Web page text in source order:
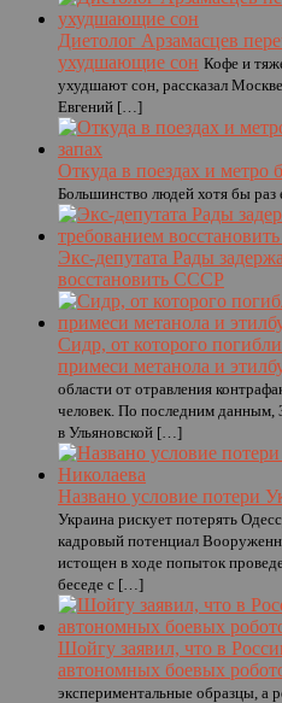
Диетолог Арзамасцев
ухудшающие сон Кофе и
ухудшают сон, рассказал
Евгений […]
Откуда в поездах и метро
Большинство людей хотя бы раз
Экс-депутата Рады
восстановить СССР
Сидр, от которого
примеси метанола и
области от отравления
человек. По последним данным,
в Ульяновской […]
Названо условие потери
Украина рискует потерять
кадровый потенциал
истощен в ходе попыток
беседе с […]
Шойгу заявил, что в
автономных боевых
экспериментальные образцы, а